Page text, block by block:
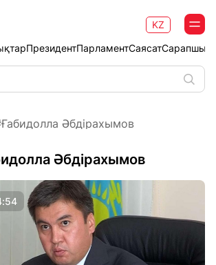
ПрезидентПарламентСаясат
KZ
Әбдірахымов
Әбдірахымов